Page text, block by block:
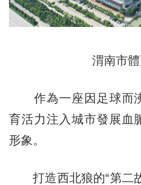
渭南市
作為一座因足球而
育活力注入城市發展血
形象。
打造西北狼的“第二